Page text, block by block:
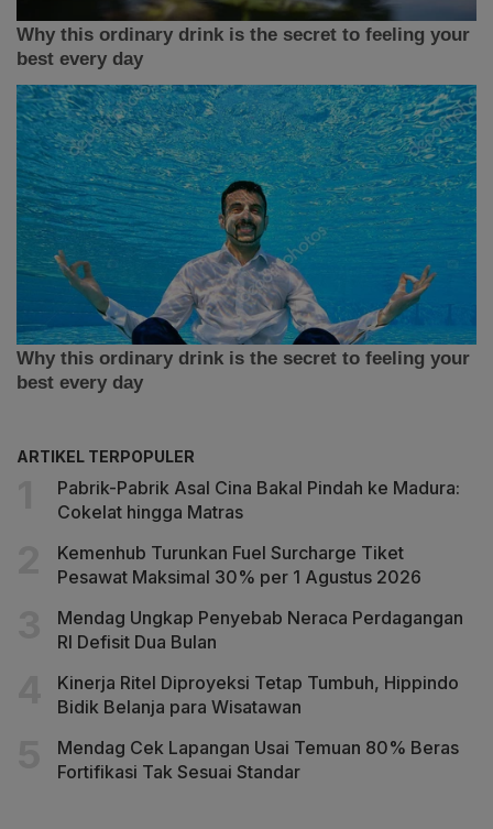
ARTIKEL TERPOPULER
Pabrik-Pabrik Asal Cina Bakal Pindah ke Madura:
Cokelat hingga Matras
Kemenhub Turunkan Fuel Surcharge Tiket
Pesawat Maksimal 30% per 1 Agustus 2026
Mendag Ungkap Penyebab Neraca Perdagangan
RI Defisit Dua Bulan
Kinerja Ritel Diproyeksi Tetap Tumbuh, Hippindo
Bidik Belanja para Wisatawan
Mendag Cek Lapangan Usai Temuan 80% Beras
Fortifikasi Tak Sesuai Standar